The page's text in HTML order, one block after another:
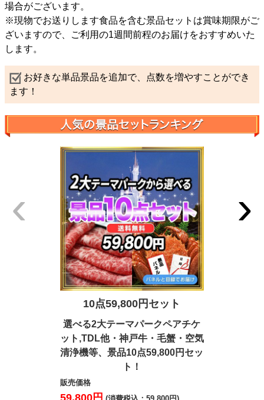
場合がございます。
※現物でお送りします食品を含む景品セットは賞味期限がご
ざいますので、ご利用の1週間前程のお届けをおすすめいた
します。
お好きな単品景品を追加で、点数を増やすことができ
ます！
10点59,800円セット
選べる2大テーマパークペアチケ
ット,TDL他・神戸牛・毛蟹・空気
清浄機等、景品10点59,800円セッ
ト！
販売価格
‹ ›